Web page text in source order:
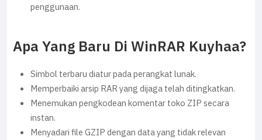
penggunaan.
Apa Yang Baru Di WinRAR Kuyhaa?
Simbol terbaru diatur pada perangkat lunak.
Memperbaiki arsip RAR yang dijaga telah ditingkatkan.
Menemukan pengkodean komentar toko ZIP secara
instan.
Menyadari file GZIP dengan data yang tidak relevan